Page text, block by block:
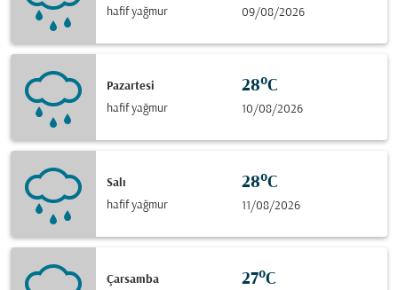
hafif yağmur
09/08/2026
Pazartesi
hafif yağmur
28°C
10/08/2026
Salı
hafif yağmur
28°C
11/08/2026
Çarsamba
27°C